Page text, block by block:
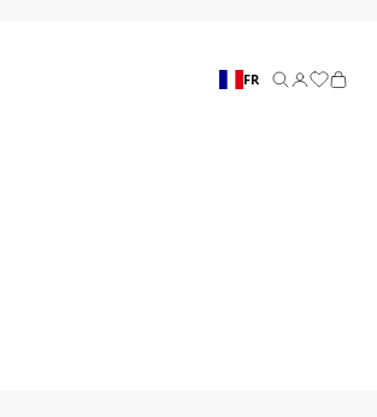
FR Recherche
Connexion
Panier